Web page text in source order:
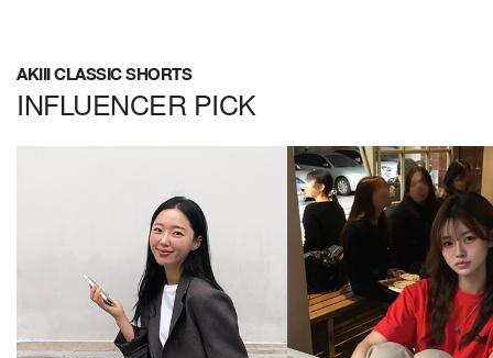
AKIII CLASSIC SHORTS
INFLUENCER PICK